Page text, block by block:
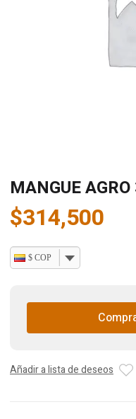
MANGUE
$314,500
$ COP
Añadir a lista de deseos